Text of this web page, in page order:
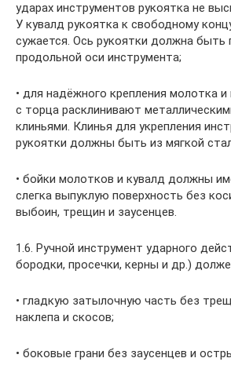
ударах инструментов рукоятка не
У кувалд рукоятка к свободному
сужается. Ось рукоятки должна быть
продольной оси инструмента;
• для надёжного крепления молотка
с торца расклинивают
клиньями. Клинья для укрепления
рукоятки должны быть из мягкой
• бойки молотков и кувалд должны
слегка выпуклую поверхность без
выбоин, трещин и заусенцев.
1.6. Ручной инструмент ударного
бородки, просечки, керны и др.)
• гладкую затылочную часть без
наклепа и скосов;
• боковые грани без заусенцев и